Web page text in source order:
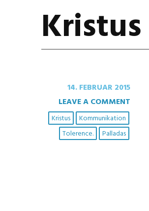
Kristus
14. FEBRUAR 2015
LEAVE A COMMENT
Kommunikation
Kristus
Palladas
Tolerence.